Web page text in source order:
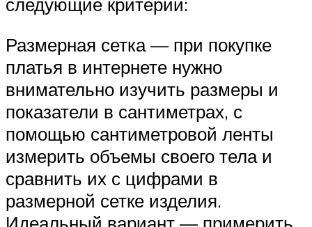
следующие критерии:
Размерная сетка — при покупке
платья в интернете нужно
внимательно изучить размеры и
показатели в сантиметрах, с
помощью сантиметровой ленты
измерить объемы своего тела и
сравнить их с цифрами в
размерной сетке изделия.